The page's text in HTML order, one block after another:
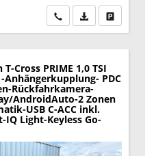
Wir rufen Sie an
PDF-Datei,Drucken,
T-Cross PRIME 1,0 TSI
-Anhängerkupplung- PDC
Rückfahrkamera-
AndroidAuto-2 Zonen
USB C-ACC inkl.
IQ Light-Keyless Go-